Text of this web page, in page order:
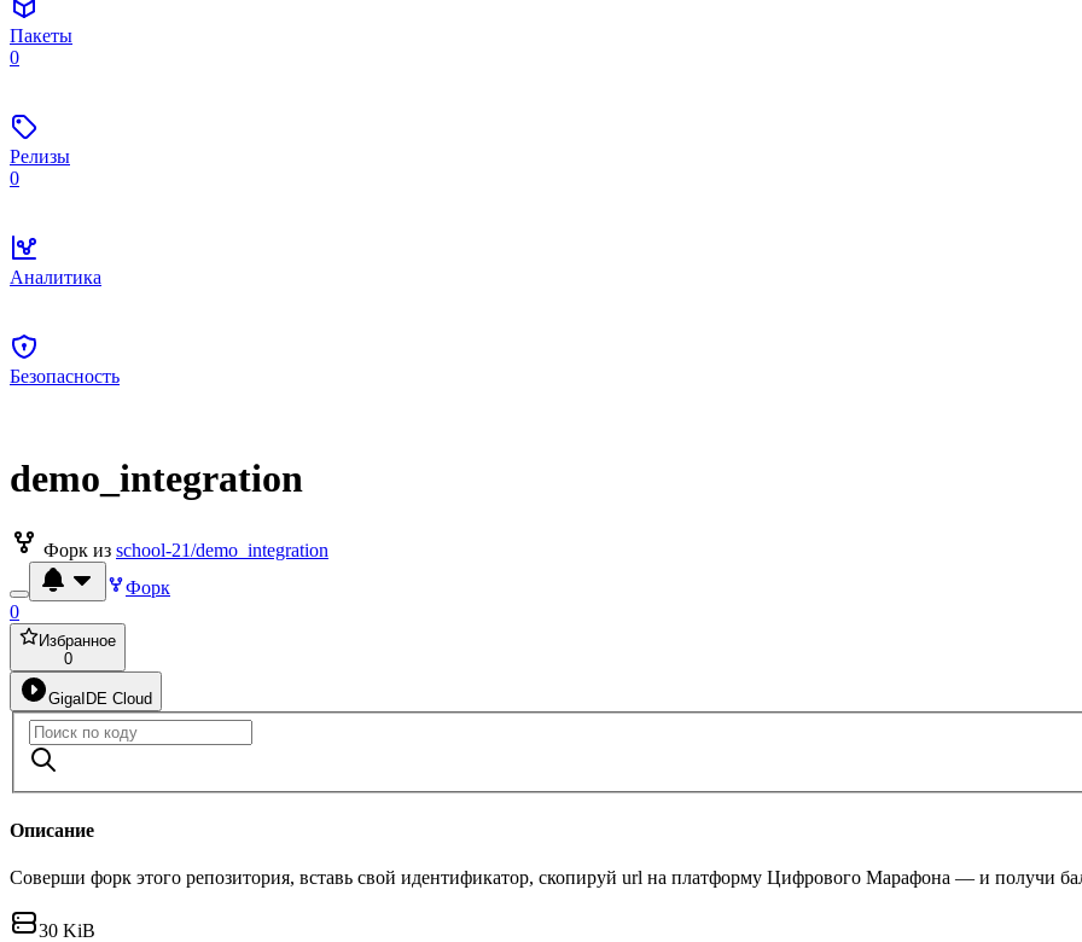
Пакеты
0
Релизы
0
Аналитика
Безопасность
demo_integration
Форк из school-21/demo_integration
Форк
0
Избранное
0
GigaIDE Cloud
Описание
Соверши форк этого репозитория, вставь свой идентификатор, скопируй url на платформу Цифрового Марафона — и получи
30 KiB